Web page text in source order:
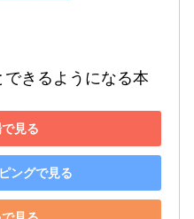
きるようになる本
見る
ングで見る